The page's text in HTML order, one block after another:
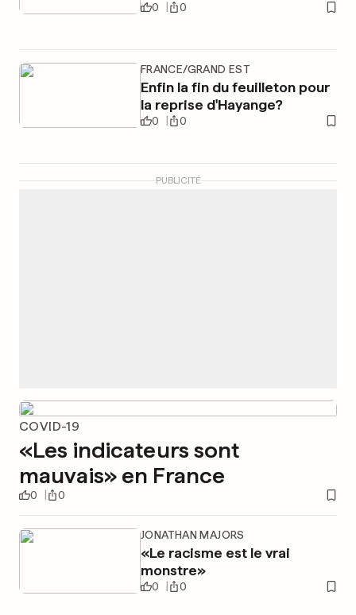
0 0
FRANCE/GRAND EST
Enfin la fin du feuilleton pour
la reprise d'Hayange?
0 0
PUBLICITÉ
COVID-19
«Les indicateurs sont
mauvais» en France
0 0
JONATHAN MAJORS
«Le racisme est le vrai
monstre»
0 0